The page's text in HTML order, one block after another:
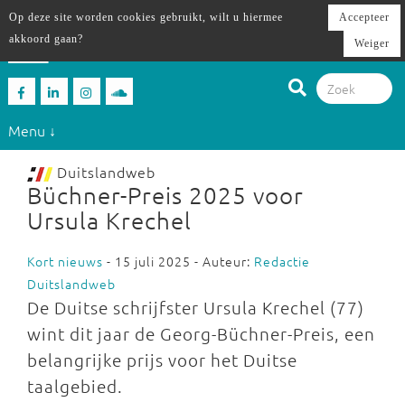
Menu ↓
Duitslandweb
Büchner-Preis 2025 voor
Ursula Krechel
Kort nieuws - 15 juli 2025 - Auteur: Redactie
Duitslandweb
De Duitse schrijfster Ursula Krechel (77)
wint dit jaar de Georg-Büchner-Preis, een
belangrijke prijs voor het Duitse
taalgebied.
Op deze site worden cookies gebruikt, wilt u hiermee
akkoord gaan?
Accepteer
Weiger